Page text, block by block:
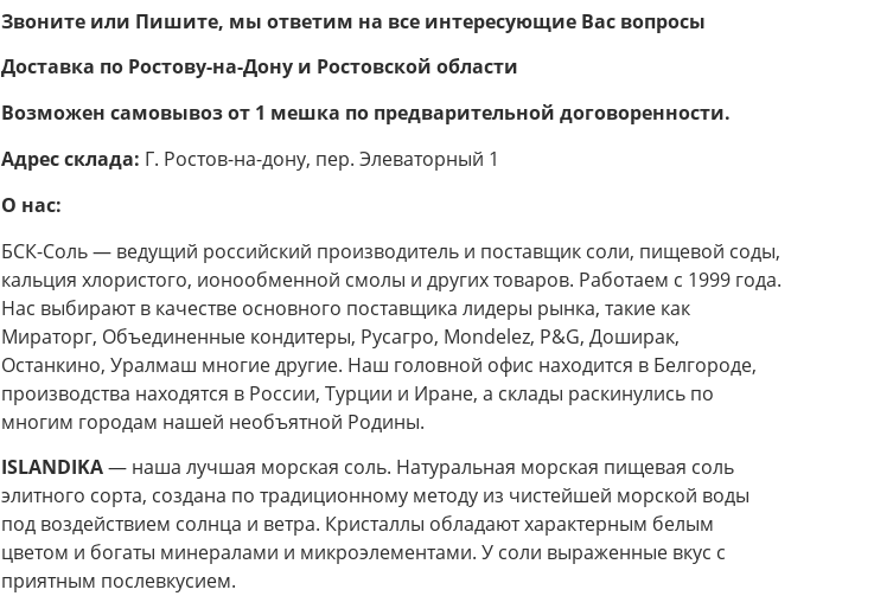
Звоните или Пишите, мы ответим на все интересующие Вас вопросы
Доставка по Ростову-на-Дону и Ростовской области
Возможен самовывоз от 1 мешка по предварительной договоренности.
Адрес склада: Г. Ростов-на-дону, пер. Элеваторный 1
О нас:
БСК-Соль — ведущий российский производитель и поставщик соли, пищевой соды,
кальция хлористого, ионообменной смолы и других товаров. Работаем с 1999 года.
Нас выбирают в качестве основного поставщика лидеры рынка, такие как
Мираторг, Объединенные кондитеры, Русагро, Mondelez, P&G, Доширак,
Останкино, Уралмаш многие другие. Наш головной офис находится в Белгороде,
производства находятся в России, Турции и Иране, а склады раскинулись по
многим городам нашей необъятной Родины.
ISLANDIKA— наша лучшая морская соль. Натуральная морская пищевая соль
элитного сорта, создана по традиционному методу из чистейшей морской воды
под воздействием солнца и ветра. Кристаллы обладают характерным белым
цветом и богаты минералами и микроэлементами. У соли выраженные вкус с
приятным послевкусием.